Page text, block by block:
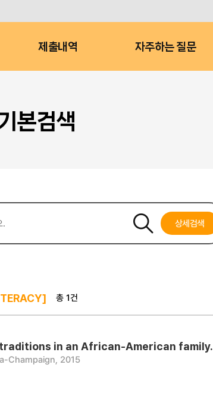
제출내역 자주하는 질문
본검색
상세검색
총 1건
in an African-American family.
Champaign, 2015